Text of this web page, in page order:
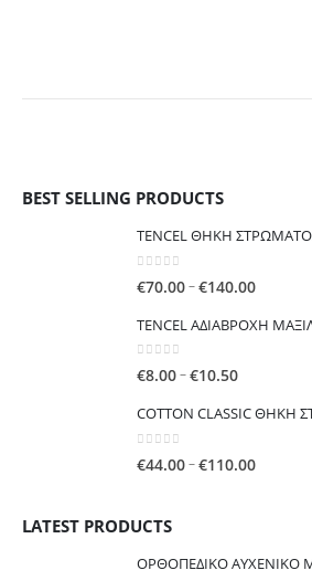
BEST SELLING PRODUCTS
€70.00–€140.00Price
€70.00
0out of 5
€8.00–€10.50Price
€8.00
€10.50
€44.00–€110.00Price
€110.00
LATEST PRODUCTS